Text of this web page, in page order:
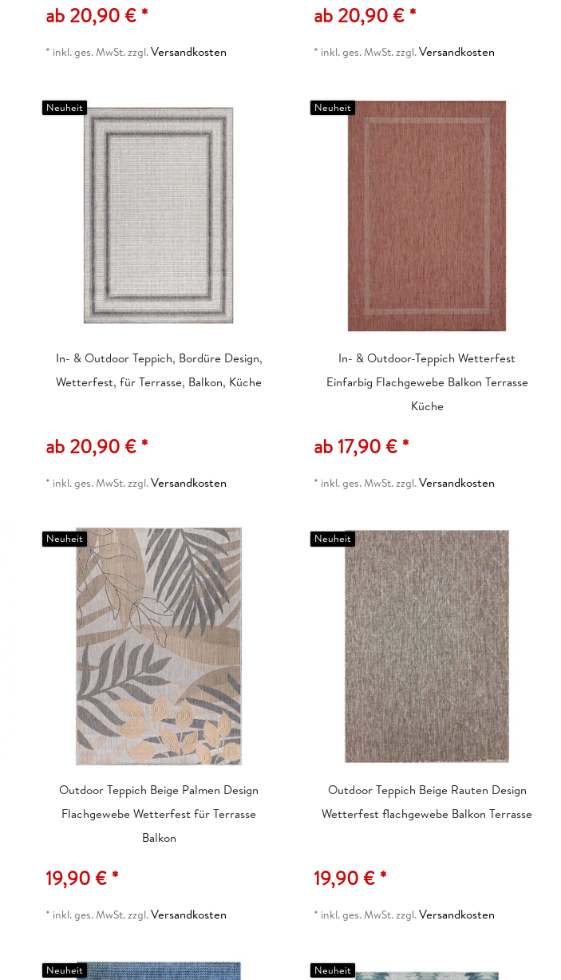
ab 20,90 € *
* inkl. ges. MwSt.zzgl.Versandkosten
ab 20,90 € *
* inkl. ges. MwSt.zzgl.Versandkosten
Neuheit
In- & Outdoor Teppich, Bordüre Design,
Wetterfest, für Terrasse, Balkon, Küche
ab 20,90 € *
* inkl. ges. MwSt.zzgl.Versandkosten
Neuheit
In- & Outdoor-Teppich Wetterfest
Einfarbig Flachgewebe Balkon Terrasse
Küche
ab 17,90 € *
* inkl. ges. MwSt.zzgl.Versandkosten
Neuheit
Outdoor Teppich Beige Palmen Design
Flachgewebe Wetterfest für Terrasse
Balkon
19,90 € *
* inkl. ges. MwSt.zzgl.Versandkosten
Neuheit
Outdoor Teppich Beige Rauten Design
Wetterfest flachgewebe Balkon Terrasse
19,90 € *
* inkl. ges. MwSt.zzgl.Versandkosten
Neuheit Neuheit